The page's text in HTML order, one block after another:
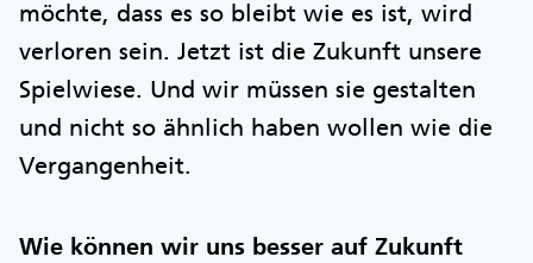
möchte, dass es so bleibt wie es ist, wird
verloren sein. Jetzt ist die Zukunft unsere
Spielwiese. Und wir müssen sie gestalten
und nicht so ähnlich haben wollen wie die
Vergangenheit.
Wie können wir uns besser auf Zukunft